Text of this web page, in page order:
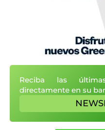
Reciba las
directamente en su